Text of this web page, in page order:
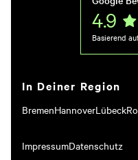
In Deiner Region
BremenHannoverLübeck
ImpressumDatenschutz
4.9
Basierend